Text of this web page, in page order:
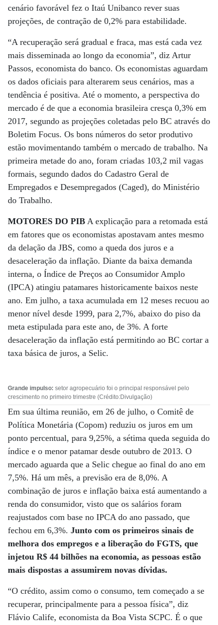
cenário favorável fez o Itaú Unibanco rever suas
projeções, de contração de 0,2% para estabilidade.
“A recuperação será gradual e fraca, mas está cada vez
mais disseminada ao longo da economia”, diz Artur
Passos, economista do banco. Os economistas aguardam
os dados oficiais para alterarem seus cenários, mas a
tendência é positiva. Até o momento, a perspectiva do
mercado é de que a economia brasileira cresça 0,3% em
2017, segundo as projeções coletadas pelo BC através do
Boletim Focus. Os bons números do setor produtivo
estão movimentando também o mercado de trabalho. Na
primeira metade do ano, foram criadas 103,2 mil vagas
formais, segundo dados do Cadastro Geral de
Empregados e Desempregados (Caged), do Ministério
do Trabalho.
MOTORES DO PIB A explicação para a retomada está
em fatores que os economistas apostavam antes mesmo
da delação da JBS, como a queda dos juros e a
desaceleração da inflação. Diante da baixa demanda
interna, o Índice de Preços ao Consumidor Amplo
(IPCA) atingiu patamares historicamente baixos neste
ano. Em julho, a taxa acumulada em 12 meses recuou ao
menor nível desde 1999, para 2,7%, abaixo do piso da
meta estipulada para este ano, de 3%. A forte
desaceleração da inflação está permitindo ao BC cortar a
taxa básica de juros, a Selic.
Grande impulso: setor agropecuário foi o principal responsável pelo
crescimento no primeiro trimestre (Crédito:Divulgação)
Em sua última reunião, em 26 de julho, o Comitê de
Política Monetária (Copom) reduziu os juros em um
ponto percentual, para 9,25%, a sétima queda seguida do
índice e o menor patamar desde outubro de 2013. O
mercado aguarda que a Selic chegue ao final do ano em
7,5%. Há um mês, a previsão era de 8,0%. A
combinação de juros e inflação baixa está aumentando a
renda do consumidor, visto que os salários foram
reajustados com base no IPCA do ano passado, que
fechou em 6,3%. Junto com os primeiros sinais de
melhora dos empregos e a liberação do FGTS, que
injetou R$ 44 bilhões na economia, as pessoas estão
mais dispostas a assumirem novas dívidas.
“O crédito, assim como o consumo, tem começado a se
recuperar, principalmente para a pessoa física”, diz
Flávio Calife, economista da Boa Vista SCPC. É o que